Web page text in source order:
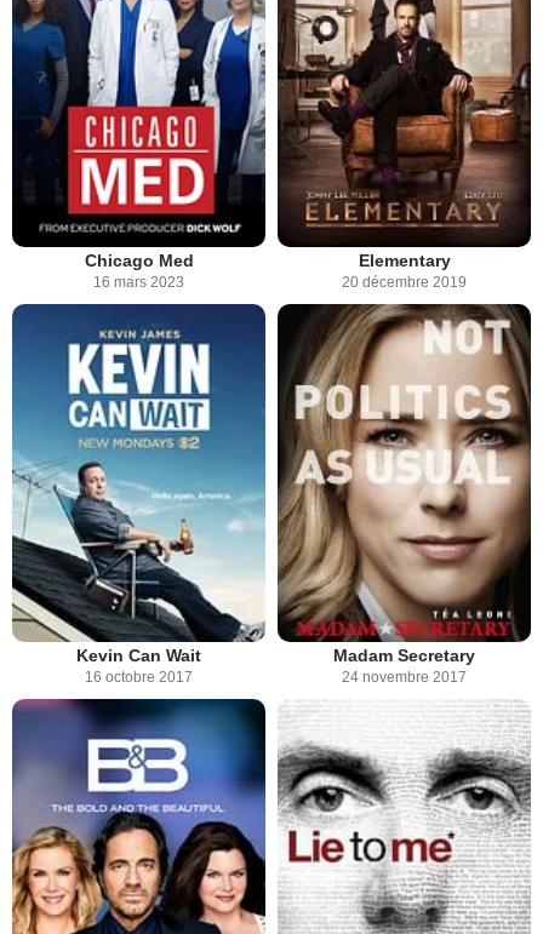
Chicago Med
16 mars 2023
Elementary
20 décembre 2019
Kevin Can Wait
16 octobre 2017
Madam Secretary
24 novembre 2017